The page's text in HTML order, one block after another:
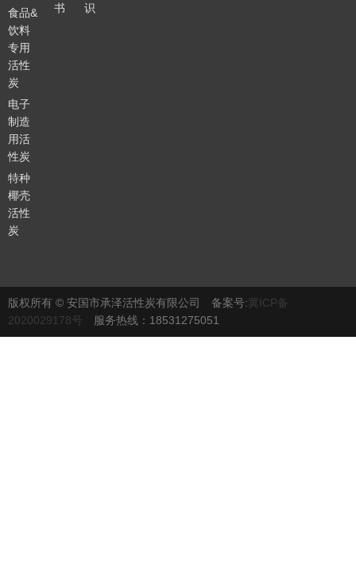
食品&
饮料
专用
活性
炭
电子
制造
用活
性炭
特种
椰壳
活性
炭
书
识
版权所有 © 安国市承泽活性炭有限公司 备案号: 冀ICP备
2020029178号 服务热线：18531275051